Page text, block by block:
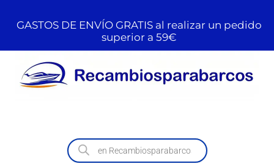
GASTOS DE ENVÍO GRATIS al realizar un pedido
superior a 59€